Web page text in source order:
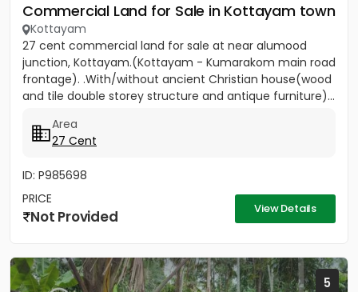
Commercial Land for Sale in Kottayam town
Kottayam
27 cent commercial land for sale at near alumood
junction, Kottayam.(Kottayam - Kumarakom main road
frontage). .With/without ancient Christian house(wood
and tile double storey structure and antique furniture)...
Area
27 Cent
ID: P985698
PRICE
Not Provided View Details
5